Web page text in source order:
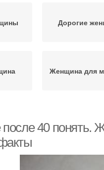
Дорогие
Женщина для
40 понять.